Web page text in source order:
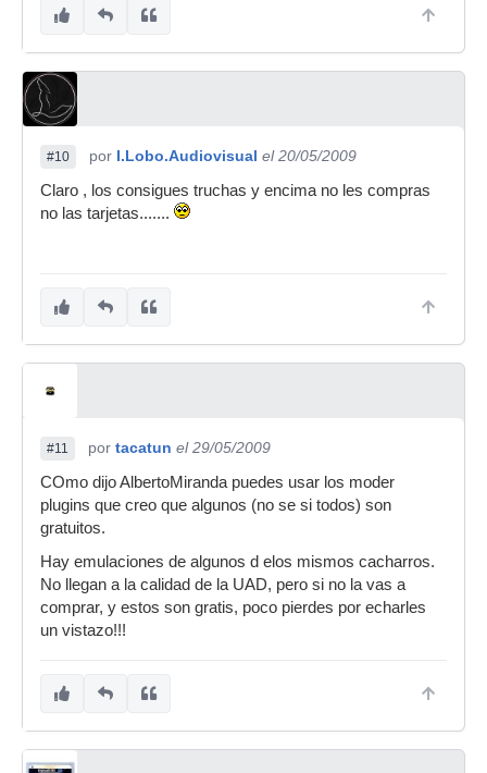
#10 por I.Lobo.Audiovisual el 20/05/2009
Claro , los consigues truchas y encima no les compras
no las tarjetas.......
#11 por tacatun el 29/05/2009
COmo dijo AlbertoMiranda puedes usar los moder
plugins que creo que algunos (no se si todos) son
gratuitos.
Hay emulaciones de algunos d elos mismos cacharros.
No llegan a la calidad de la UAD, pero si no la vas a
comprar, y estos son gratis, poco pierdes por echarles
un vistazo!!!